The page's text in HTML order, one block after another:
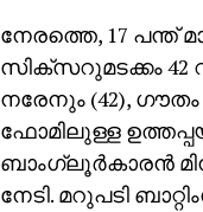
നേരത്തെ, 17 പന്ത്
സിക്‌സറുമടക്കം
നരേനും (42),
ഫോമിലുള്ള
ബാംഗ്ലൂര്‍കാരന്‍
നേടി. മറുപടി